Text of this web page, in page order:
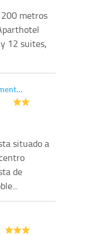
metros
12 suites,
situado a
de